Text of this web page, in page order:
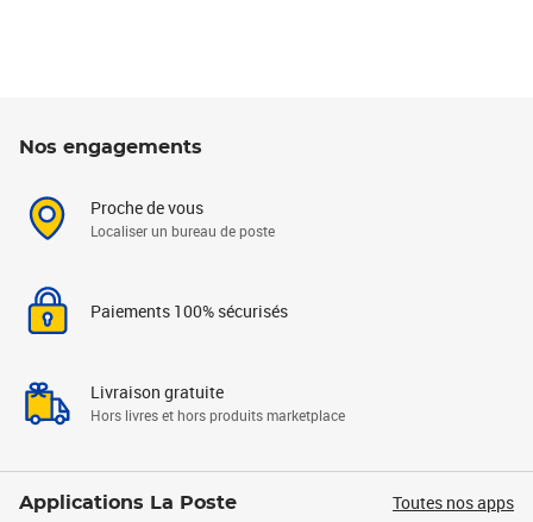
Nos engagements
Proche de vous
Localiser un bureau de poste
Paiements 100% sécurisés
Livraison gratuite
Hors livres et hors produits marketplace
Applications La Poste Toutes nos apps